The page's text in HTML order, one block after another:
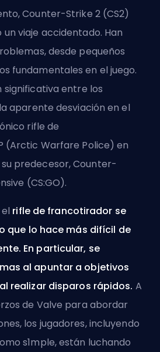
Counter-Strike 2 (CS2)
viaje accidentado. Han
desde pequeños
fundamentales en el juego.
significativa entre los
aparente desviación en el
rifle de
(Arctic Warfare Police) en
predecesor, Counter-
(CS:GO).
rifle de francotirador se
que lo hace más difícil de
En particular, se
al apuntar a objetivos
realizar disparos rápidos. A
de Valve para abordar
los jugadores, incluyendo
s1mple, están luchando